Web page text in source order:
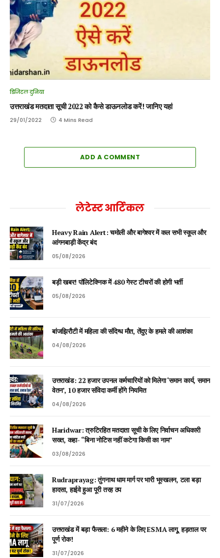
डिजिटल दुनिया
उत्तराखंड मतदाता सूची 2022 को कैसे डाऊनलोड करें! जानिए यहां
29/01/2022 4 Mins Read
ADD A COMMENT
लेटेस्ट आर्टिकल
Heavy Rain Alert: चमोली और बागेश्वर में कल सभी स्कूल और
आंगनबाड़ी केंद्र बंद
05/08/2026
बड़ी खबर! पॉलिटेक्निक में 480 गेस्ट टीचरों की होगी भर्ती
05/08/2026
बांजझिरौटी में महिला की संदिग्ध मौत, तेंदुए के हमले की आशंका
04/08/2026
उत्तराखंड: 22 हजार उपनल कर्मचारियों को मिलेगा ‘समान कार्य, समान
वेतन’, 10 हजार संविदा कर्मी होंगे नियमित
04/08/2026
Haridwar: त्रुटिरहित मतदाता सूची के लिए निर्वाचन अधिकारी
सख्त, कहा- “बिना नोटिस नहीं कटेगा किसी का नाम”
03/08/2026
Rudraprayag: तुंगनाथ धाम मार्ग पर भारी भूस्खलन, टला बड़ा
हादसा, हाईवे हुआ पूरी तरह ठप
31/07/2026
उत्तराखंड में बड़ा फैसला: 6 महीने के लिए ESMA लागू, हड़ताल पर
पूर्ण रोक!
31/07/2026